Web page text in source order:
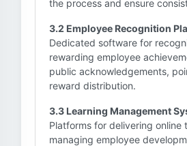
the process and ensure
3.2 Employee Recognition
Dedicated software for
rewarding employee
public acknowledgements,
reward distribution.
3.3 Learning Management
Platforms for delivering online
managing employee